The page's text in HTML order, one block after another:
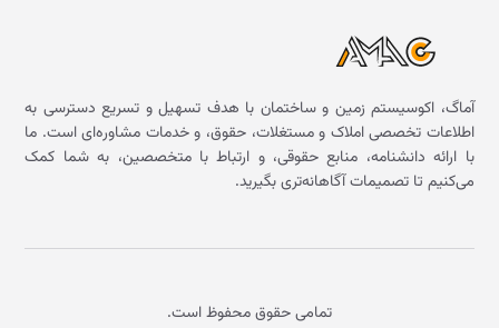
آماگ، اکوسیستم زمین و ساختمان با هدف تسهیل و تسریع دسترسی به
اطلاعات تخصصی املاک و مستغلات، حقوق، و خدمات مشاوره‌ای است. ما
با ارائه دانشنامه، منابع حقوقی، و ارتباط با متخصصین، به شما کمک
می‌کنیم تا تصمیمات آگاهانه‌تری بگیرید.
تمامی حقوق محفوظ است.